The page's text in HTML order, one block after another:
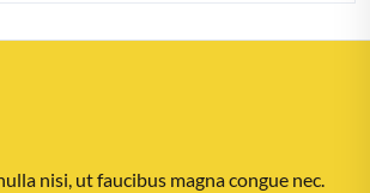
nisi, ut faucibus magna congue nec.